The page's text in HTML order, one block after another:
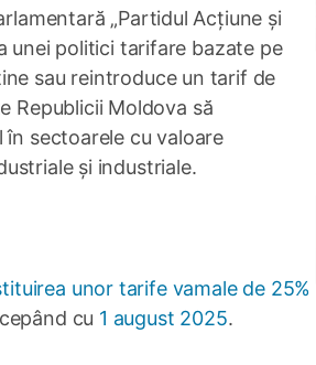
„Partidul Acțiune și
unei politici tarifare bazate pe
sau reintroduce un tarif de
Republicii Moldova să
sectoarele cu valoare
și industriale.
unor tarife vamale de 25%
cu 1 august 2025.